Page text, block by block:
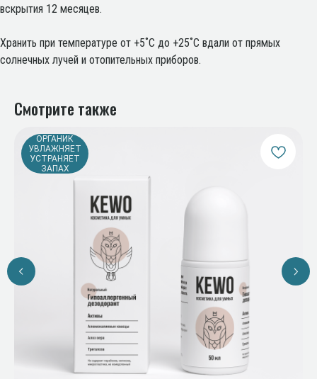
вскрытия 12 месяцев.
Хранить при температуре от +5˚С до +25˚С вдали от прямых
солнечных лучей и отопительных приборов.
Смотрите также
ОРГАНИК
УВЛАЖНЯЕТ
УСТРАНЯЕТ
ЗАПАХ